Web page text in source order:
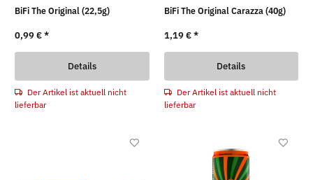
BiFi The Original (22,5g)
0,99 €*
Details
Der Artikel ist aktuell nicht
lieferbar
BiFi The Original Carazza (40g)
1,19 €*
Details
Der Artikel ist aktuell nicht
lieferbar